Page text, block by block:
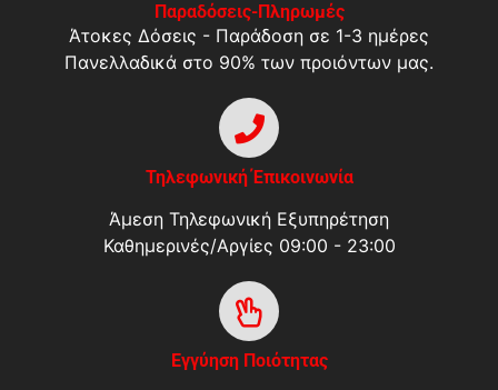
Παραδόσεις-Πληρωμές
Άτοκες Δόσεις - Παράδοση σε 1-3 ημέρες
Πανελλαδικά στο 90% των προιόντων μας.
Τηλεφωνική Έπικοινωνία
Άμεση Τηλεφωνική Εξυπηρέτηση
Καθημερινές/Αργίες 09:00 - 23:00
Εγγύηση Ποιότητας